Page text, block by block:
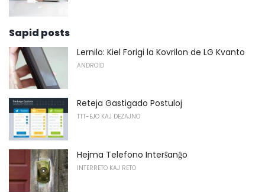
Sapid posts
Lernilo: Kiel Forigi la Kovrilon de LG Kvanto
ANDROID
Reteja Gastigado Postuloj
TTT-EJO KAJ DEZAJNO
Hejma Telefono Interŝanĝo
INTERRETO KAJ RETO